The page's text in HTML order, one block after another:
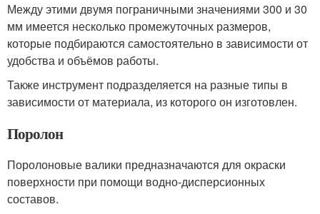
Между этими двумя пограничными значениями 300 и 30
мм имеется несколько промежуточных размеров,
которые подбираются самостоятельно в зависимости от
удобства и объёмов работы.
Также инструмент подразделяется на разные типы в
зависимости от материала, из которого он изготовлен.
Поролон
Поролоновые валики предназначаются для окраски
поверхности при помощи водно-дисперсионных
составов.